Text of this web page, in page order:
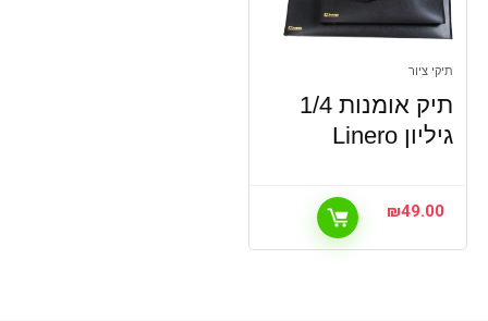
תיקי ציור
תיק אומנות 1/4
גיליון Linero
₪49.00